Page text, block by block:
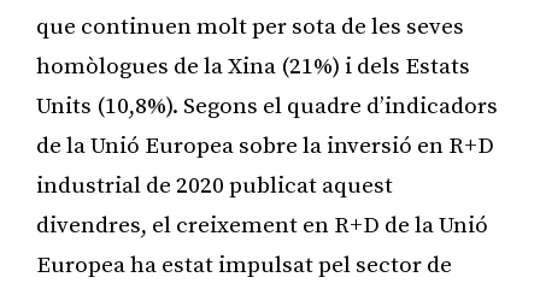
que continuen molt per sota de les seves
homòlogues de la Xina (21%) i dels Estats
Units (10,8%). Segons el quadre d’indicadors
de la Unió Europea sobre la inversió en R+D
industrial de 2020 publicat aquest
divendres, el creixement en R+D de la Unió
Europea ha estat impulsat pel sector de